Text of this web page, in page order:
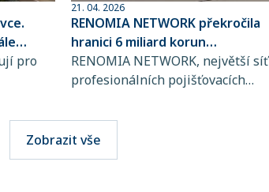
pro
škody
21. 04. 2026
RENOMIA NETWORK překročila
hranici 6 miliard korun
spravovaného pojistného
RENOMIA NETWORK, největší síť
profesionálních pojišťovacích
RENOMIA GROUP, dosáhla
významného milníku. Hodnota
pojistného, které svým klientům
Zobrazit vše